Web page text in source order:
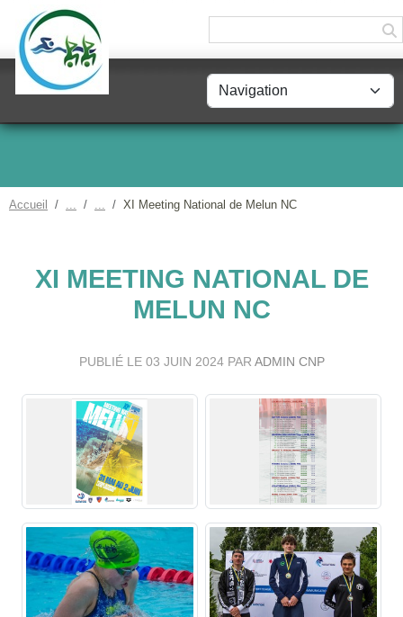
Accueil XI Meeting National de Melun NC
XI MEETING NATIONAL DE
MELUN NC
PUBLIÉ LE 03 JUIN 2024PAR ADMIN CNP
Panneau de gestion des cookies